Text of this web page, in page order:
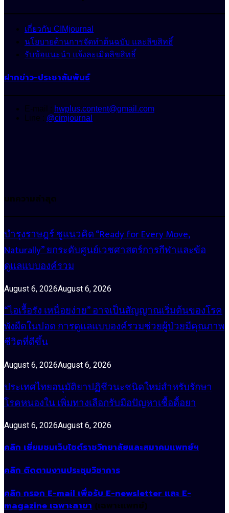
เกี่ยวกับ CIMjournal
นโยบายด้านการจัดทำต้นฉบับ และลิขสิทธิ์
รับข้อแนะนำ แจ้งละเมิดลิขสิทธิ์
ฝากข่าว-ประชาสัมพันธ์
E-mail : hwplus.content@gmail.com
Line : @cimjournal
บทความล่าสุด
บำรุงราษฎร์ ชูแนวคิด “Ready for Every Move,
Naturally” ยกระดับศูนย์เวชศาสตร์การกีฬาและข้อ
ดูแลแบบองค์รวม
August 6, 2026August 6, 2026
“ไอเรื้อรัง เหนื่อยง่าย” อาจเป็นสัญญาณเริ่มต้นของโรค
พังผืดในปอด การดูแลแบบองค์รวมช่วยผู้ป่วยมีคุณภาพ
ชีวิตที่ดีขึ้น
August 6, 2026August 6, 2026
ประเทศไทยอนุมัติยาปฏิชีวนะชนิดใหม่สำหรับรักษา
โรคหนองใน เพิ่มทางเลือกรับมือปัญหาเชื้อดื้อยา
August 6, 2026August 6, 2026
คลิก เยี่ยมชมเว็บไซต์ราชวิทยาลัยและสมาคมแพทย์ฯ
คลิก ติดตามงานประชุมวิชาการ
คลิก กรอก E-mail เพื่อรับ E-newsletter และ E-
magazine เฉพาะสาขา (เฉพาะแพทย์)